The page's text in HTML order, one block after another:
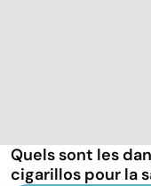
Quels sont les
cigarillos pour la